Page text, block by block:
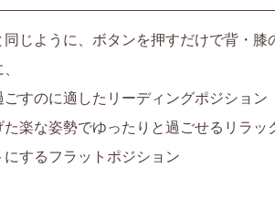
じように、ボタンを押すだけで背・
ごすのに適したリーディングポジション
た楽な姿勢でゆったりと過ごせるリラッ
にするフラットポジション